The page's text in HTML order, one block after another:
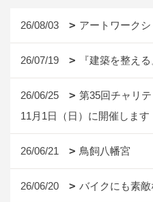
26/08/03 アートワークシ
26/07/19 『建築を整える
26/06/25
第35回チャリ
11月1日（日）に開催します
26/06/21 鳥飼八幡宮
26/06/20 バイクにも素敵